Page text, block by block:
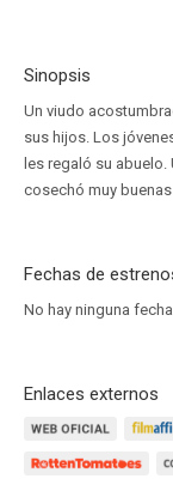
Sinopsis
Un viudo
sus hijos. Los
les regaló su
cosechó muy
Fechas de
No hay ninguna
Enlaces externos